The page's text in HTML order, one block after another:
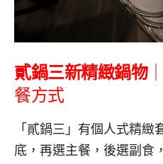
貳鍋三新精緻鍋物｜
餐方式
「貳鍋三」有個人式精
底，再選主餐，後選副食